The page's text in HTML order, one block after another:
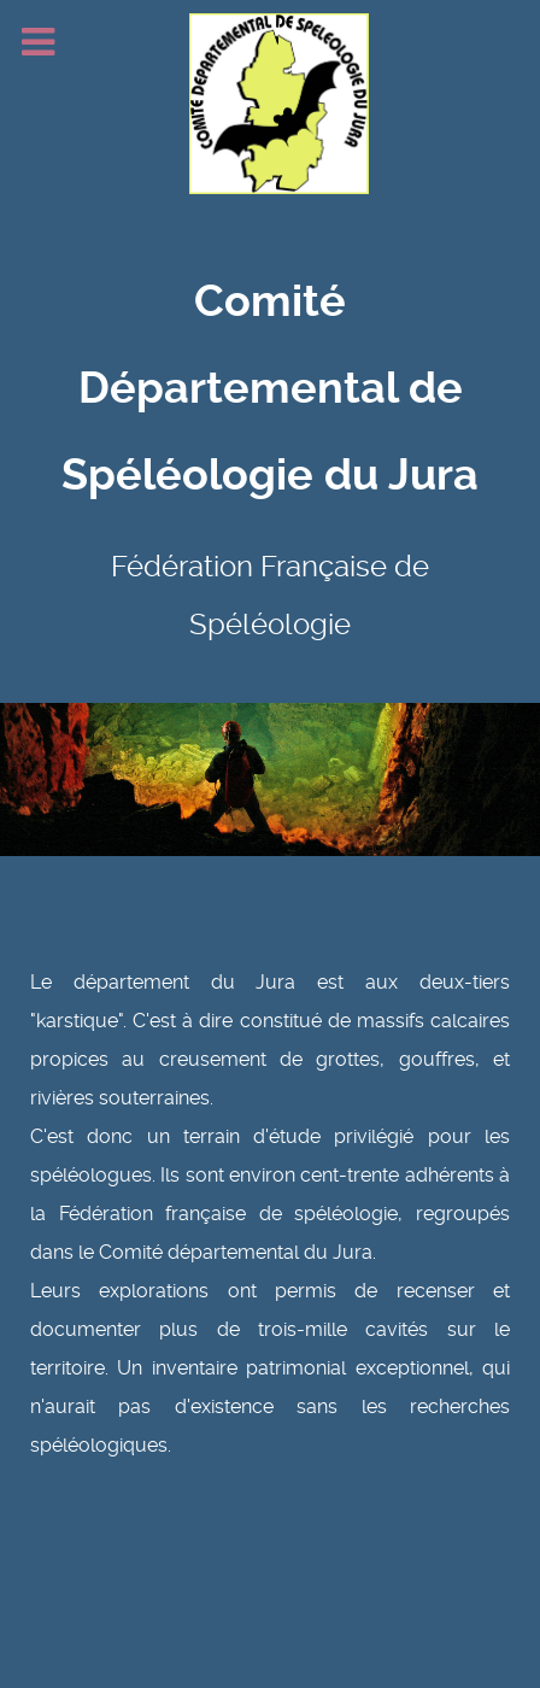
Comité
Départemental de
Spéléologie du Jura
Fédération Française de
Spéléologie
Le département du Jura est aux deux-tiers
"karstique". C'est à dire constitué de massifs calcaires
propices au creusement de grottes, gouffres, et
rivières souterraines.
C'est donc un terrain d'étude privilégié pour les
spéléologues. Ils sont environ cent-trente adhérents à
la Fédération française de spéléologie, regroupés
dans le Comité départemental du Jura.
Leurs explorations ont permis de recenser et
documenter plus de trois-mille cavités sur le
territoire. Un inventaire patrimonial exceptionnel, qui
n'aurait pas d'existence sans les recherches
spéléologiques.